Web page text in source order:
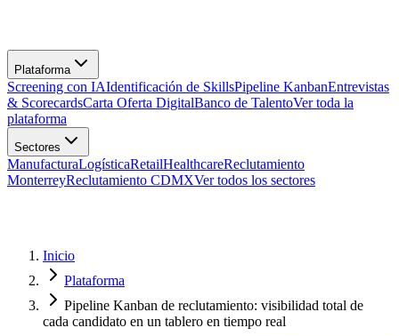
Screening con IAIdentificación de SkillsPipeline KanbanEntrevistas
& ScorecardsCarta Oferta DigitalBanco de TalentoVer toda la
plataforma
ManufacturaLogísticaRetailHealthcareReclutamiento
MonterreyReclutamiento CDMXVer todos los sectores
Inicio
Plataforma
Pipeline Kanban de reclutamiento: visibilidad total de
cada candidato en un tablero en tiempo real